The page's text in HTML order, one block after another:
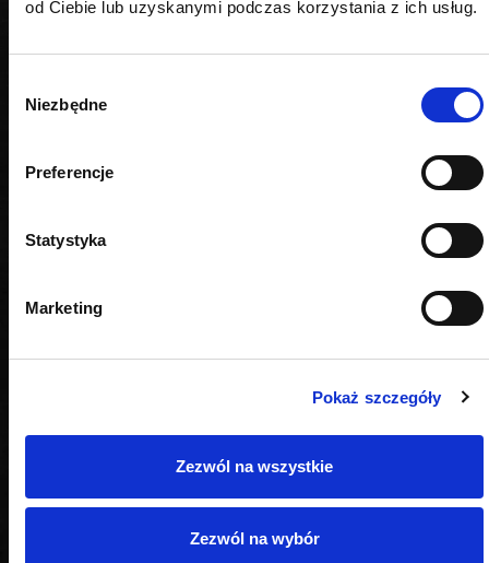
od Ciebie lub uzyskanymi podczas korzystania z ich usług.
zgody
Niezbędne
Preferencje
Statystyka
Marketing
Pokaż szczegóły
Zezwól na wszystkie
Zezwól na wybór
OPINIE
konsumentów, którzy rzeczywiście używali danego